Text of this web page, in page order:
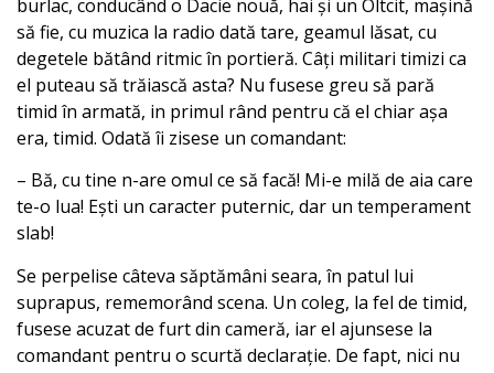
burlac, conducând o Dacie nouă, hai și un Oltcit, mașină
să fie, cu muzica la radio dată tare, geamul lăsat, cu
degetele bătând ritmic în portieră. Câți militari timizi ca
el puteau să trăiască asta? Nu fusese greu să pară
timid în armată, in primul rând pentru că el chiar așa
era, timid. Odată îi zisese un comandant:
– Bă, cu tine n-are omul ce să facă! Mi-e milă de aia care
te-o lua! Ești un caracter puternic, dar un temperament
slab!
Se perpelise câteva săptămâni seara, în patul lui
suprapus, rememorând scena. Un coleg, la fel de timid,
fusese acuzat de furt din cameră, iar el ajunsese la
comandant pentru o scurtă declarație. De fapt, nici nu